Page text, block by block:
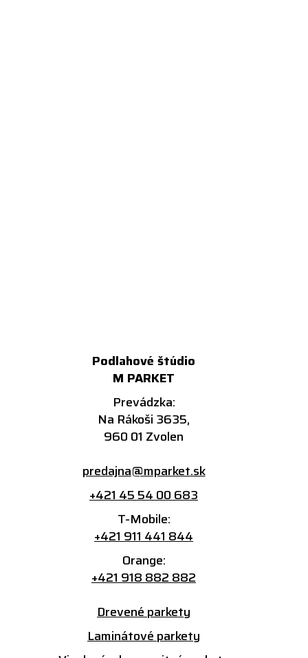
Podlahové štúdio
M PARKET
Prevádzka:
Na Rákoši 3635,
960 01 Zvolen
predajna@mparket.sk
+421 45 54 00 683
T-Mobile:
+421 911 441 844
Orange:
+421 918 882 882
Drevené parkety
Laminátové parkety